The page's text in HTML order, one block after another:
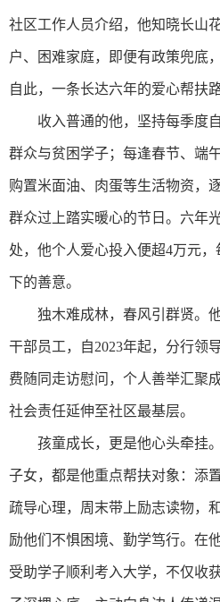
社区工作人员介绍，他知晓长山
户、困难家庭，即便有政策兜底
自此，一条长达六年的爱心帮扶
收入普通的他，坚持每季度自
群众与贫困学子；每逢春节、端
购置米面油、肉蛋等生活物资，
群众过上踏实暖心的节日。六年
处，他个人爱心投入便超4万元
下的善意。
独木难成林，春风引群贤。他
干部员工，自2023年起，分行领
费随同走访慰问，个人善举汇聚
社会责任延伸至社区最基层。
孩童成长，更是他心头牵挂。
子女，都是他重点帮扶对象：添
疏导心理，周末带上励志读物，
励他们不惧困境、勤学笃行。在
受助学子顺利考入大学，不仅收